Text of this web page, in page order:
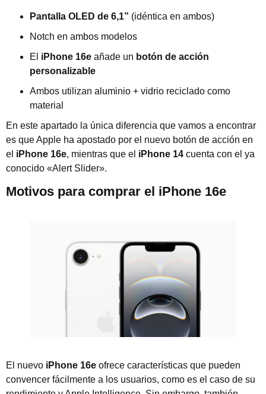
Pantalla OLED de 6,1” (idéntica en ambos)
Notch en ambos modelos
El iPhone 16e añade un botón de acción
personalizable
Ambos utilizan aluminio + vidrio reciclado como
material
En este apartado la única diferencia que vamos a encontrar
es que Apple ha apostado por el nuevo botón de acción en
el iPhone 16e, mientras que el iPhone 14 cuenta con el ya
conocido «Alert Slider».
Motivos para comprar el iPhone 16e
El nuevo iPhone 16e ofrece características que pueden
convencer fácilmente a los usuarios, como es el caso de su